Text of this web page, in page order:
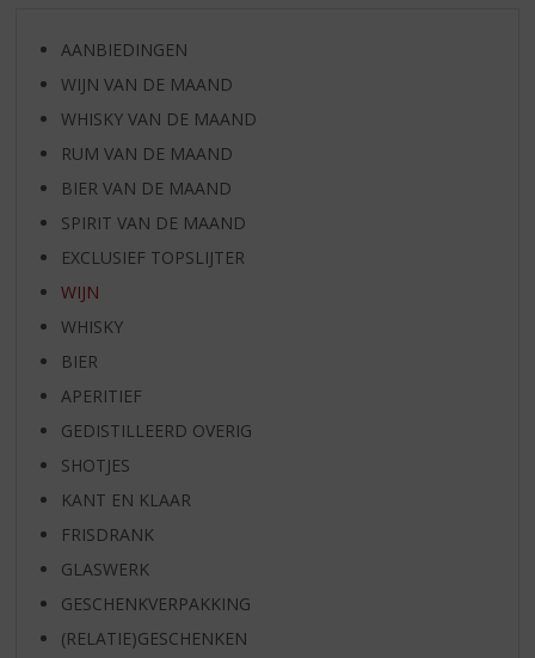
AANBIEDINGEN
WIJN VAN DE MAAND
WHISKY VAN DE MAAND
RUM VAN DE MAAND
BIER VAN DE MAAND
SPIRIT VAN DE MAAND
EXCLUSIEF TOPSLIJTER
WIJN
WHISKY
BIER
APERITIEF
GEDISTILLEERD OVERIG
SHOTJES
KANT EN KLAAR
FRISDRANK
GLASWERK
GESCHENKVERPAKKING
(RELATIE)GESCHENKEN